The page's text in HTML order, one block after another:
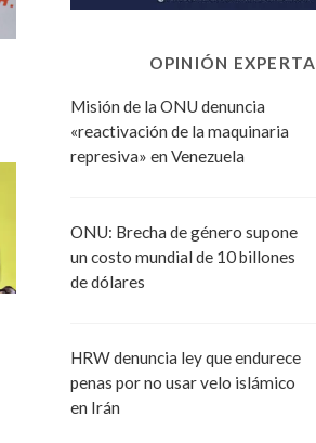
OPINIÓN EXPERTA
Misión de la ONU denuncia
«reactivación de la maquinaria
represiva» en Venezuela
ONU: Brecha de género supone
un costo mundial de 10 billones
de dólares
HRW denuncia ley que endurece
penas por no usar velo islámico
en Irán